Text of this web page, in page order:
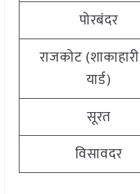
पोरबंदर
राजकोट
यार्ड)
सूरत
विसावदर